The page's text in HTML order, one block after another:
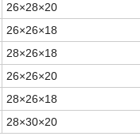
26×28×20
26×26×18
28×26×18
26×26×20
28×26×18
28×30×20